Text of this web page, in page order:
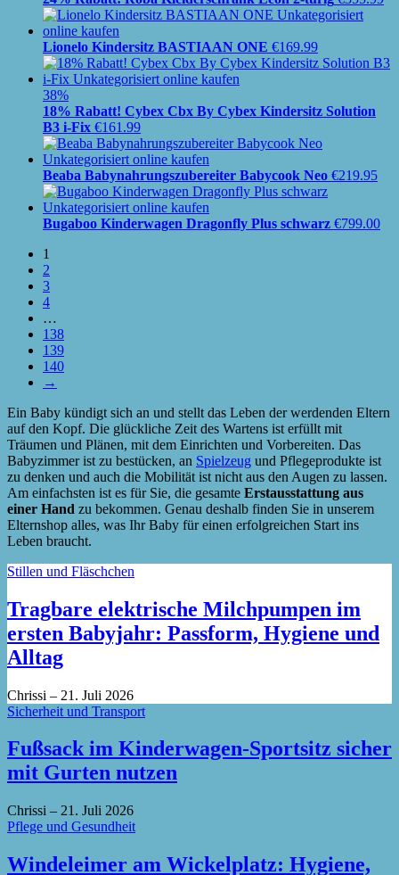
Lionelo Kindersitz BASTIAAN ONE €169.99
38%
18% Rabatt! Cybex Cbx By Cybex Kindersitz Solution
B3 i-Fix €161.99
Beaba Babynahrungszubereiter Babycook Neo €219.95
Bugaboo Kinderwagen Dragonfly Plus schwarz €799.00
1
2
3
4
…
138
139
140
→
Ein Baby kündigt sich an und stellt das Leben der werdenden Eltern
auf den Kopf. Die glückliche Zeit des Wartens ist erfüllt mit
Träumen und Plänen, mit dem Einrichten und Vorbereiten. Das
Babyzimmer ist zu bestücken, an Spielzeug und Pflegeprodukte ist
zu denken und auch die Mobilität ist nicht aus den Augen zu lassen.
Am einfachsten ist es für Sie, die gesamte Erstausstattung aus
einer Hand zu bekommen. Genau deshalb finden Sie in unserem
Elternshop alles, was Ihr Baby für einen erfolgreichen Start ins
Leben braucht.
Stillen und Fläschchen
Tragbare elektrische Milchpumpen im
ersten Babyjahr: Passform, Hygiene und
Alltag
Chrissi – 21. Juli 2026
Sicherheit und Transport
Fußsack im Kinderwagen-Sportsitz sicher
mit Gurten nutzen
Chrissi – 21. Juli 2026
Pflege und Gesundheit
Windeleimer am Wickelplatz: Hygiene,